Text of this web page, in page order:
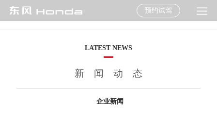
预约试驾
LATEST NEWS
新闻动态
企业新闻